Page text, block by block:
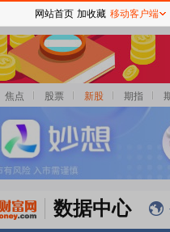
焦点 股票 新股 期指
数据中心
网站首页 加收藏 移动客户端